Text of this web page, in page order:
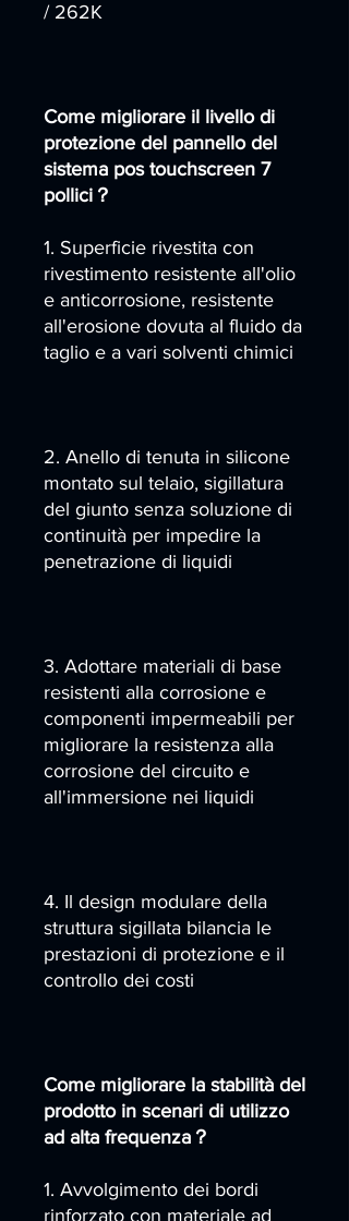
/ 262K
Come migliorare il livello di
protezione del pannello del
sistema pos touchscreen 7
pollici？
1. Superficie rivestita con
rivestimento resistente all'olio
e anticorrosione, resistente
all'erosione dovuta al fluido da
taglio e a vari solventi chimici
2. Anello di tenuta in silicone
montato sul telaio, sigillatura
del giunto senza soluzione di
continuità per impedire la
penetrazione di liquidi
3. Adottare materiali di base
resistenti alla corrosione e
componenti impermeabili per
migliorare la resistenza alla
corrosione del circuito e
all'immersione nei liquidi
4. Il design modulare della
struttura sigillata bilancia le
prestazioni di protezione e il
controllo dei costi
Come migliorare la stabilità del
prodotto in scenari di utilizzo
ad alta frequenza？
1. Avvolgimento dei bordi
rinforzato con materiale ad